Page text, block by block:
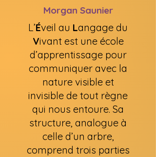
Morgan Saunier
L’Éveil au Langage du
Vivant est une école
d’apprentissage pour
communiquer avec la
nature visible et
invisible de tout règne
qui nous entoure. Sa
structure, analogue à
celle d’un arbre,
comprend trois parties